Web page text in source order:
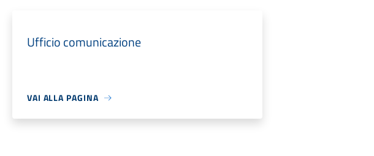
Ufficio comunicazione
VAI ALLA PAGINA